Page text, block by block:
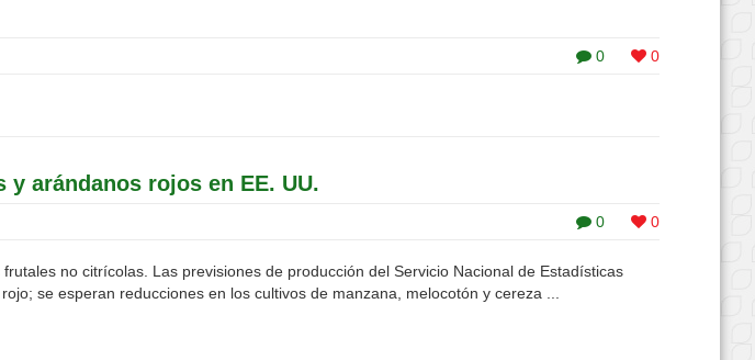
0 0
arándanos rojos en EE. UU.
0 0
no citrícolas. Las previsiones de producción del Servicio Nacional de Estadísticas
se esperan reducciones en los cultivos de manzana, melocotón y cereza ...